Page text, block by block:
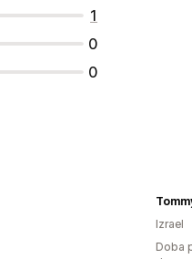
1
0
0
Izrael
Doba